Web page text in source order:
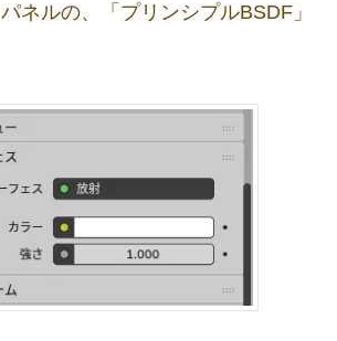
ネルの、「プリンシプルBSDF」